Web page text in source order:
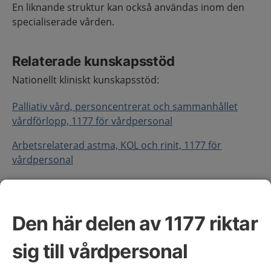
Den här delen av 1177 riktar
sig till vårdpersonal
En liknande struktur kan också användas inom den
specialiserade vården.
Relaterade kunskapsstöd
Nationellt kliniskt kunskapsstöd:
Palliativ vård, personcentrerat och sammanhållet
vårdförlopp, 1177 för vårdpersonal
Arbetsrelaterad astma, KOL och rinit, 1177 för
vårdpersonal
KOL-exacerbation, 1177 för vårdpersonal
vårdpersonal
Om hälsotillståndet